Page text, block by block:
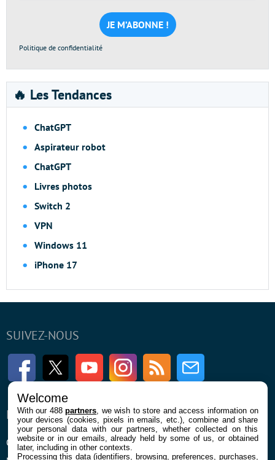
mail
*
Politique de confidentialité
🔥 Les Tendances
ChatGPT
Aspirateur robot
ChatGPT
Livres photos
Switch 2
VPN
Windows 11
iPhone 17
SUIVEZ-NOUS
FacebookTwitter Youtube InstagramRSS Newsletter
ENTREPRISE
Qui sommes nous
À PROPOS
La rédaction
Welcome
With our 488partners , we wish to store and access information on
your devices (cookies, pixels in emails, etc.), combine and share
your personal data with our partners, whether collected on this
website or in our emails, already held by some of us, or obtained
later, including in other contexts.
Processing this data (identifiers, browsing, preferences, purchases,